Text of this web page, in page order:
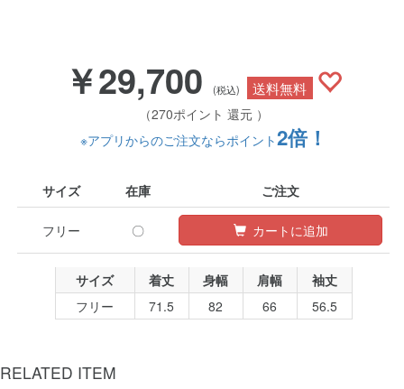
￥29,700 (税込) 送料無料
（270ポイント 還元 ）
※アプリからのご注文ならポイント2倍！
サイズ 在庫 ご注文
フリー 〇 カートに追加
サイズ 着丈 身幅 肩幅
袖丈
フリー
71.5 82 66 56.5
RELATED ITEM